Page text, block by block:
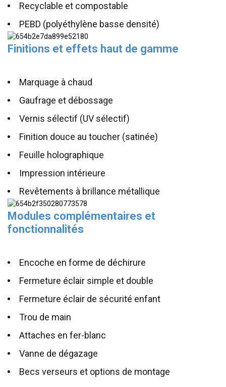
Recyclable et compostable
PEBD (polyéthylène basse densité)
Finitions et effets haut de gamme
Marquage à chaud
Gaufrage et débossage
Vernis sélectif (UV sélectif)
Finition douce au toucher (satinée)
Feuille holographique
Impression intérieure
Revêtements à brillance métallique
Modules complémentaires et
fonctionnalités
Encoche en forme de déchirure
Fermeture éclair simple et double
Fermeture éclair de sécurité enfant
Trou de main
Attaches en fer-blanc
Vanne de dégazage
Becs verseurs et options de montage